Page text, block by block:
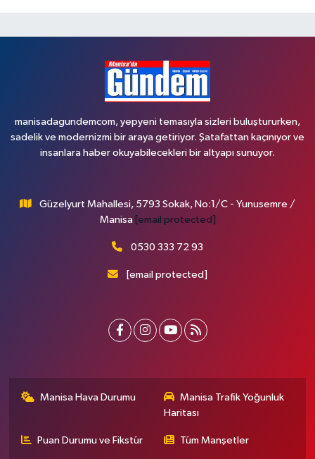
manisadagundemcom, yepyeni temasıyla sizleri buluştururken,
sadelik ve modernizmi bir araya getiriyor. Şatafattan kaçınıyor ve
insanlara haber okuyabilecekleri bir altyapı sunuyor.
Güzelyurt Mahallesi, 5793 Sokak, No:1/C - Yunusemre /
Manisa [email protected]
0530 333 72 93
[email protected]
Manisa Hava Durumu
Manisa Trafik Yoğunluk
Haritası
Puan Durumu ve Fikstür Tüm Manşetler